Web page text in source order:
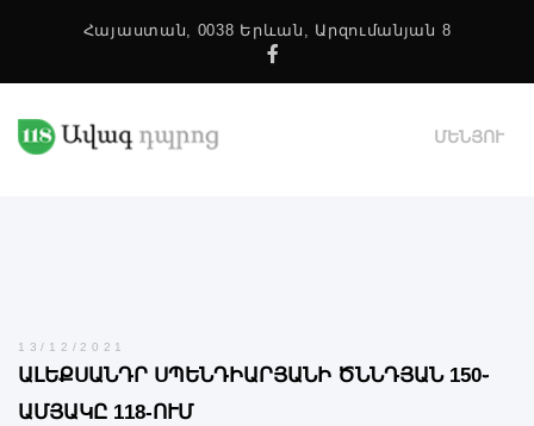
Հայաստան, 0038 Երևան, Արզումանյան 8
ՄԵՆՅՈՒ
13/12/2021
ԱԼԵՔՍԱՆԴՐ ՍՊԵՆԴԻԱՐՅԱՆԻ ԾՆՆԴՅԱՆ 150֊
ԱՄՅԱԿԸ 118-ՈՒՄ